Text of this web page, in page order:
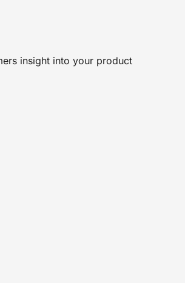
insight into your product